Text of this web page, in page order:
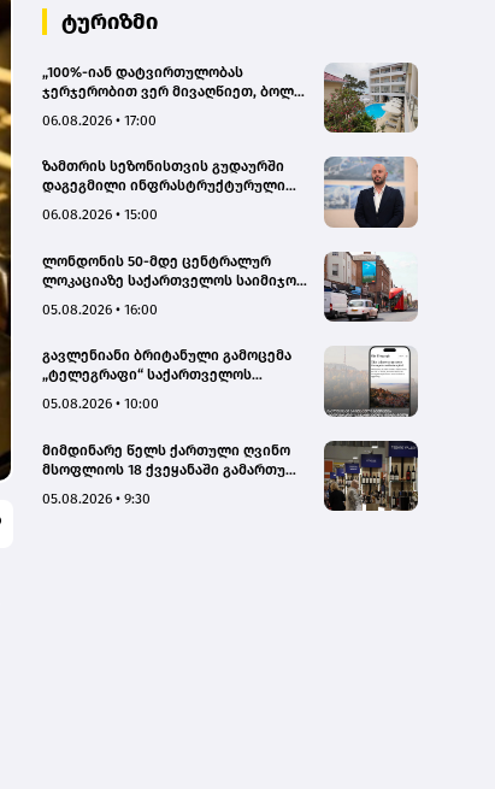
ტურიზმი
„100%-იან დატვირთულობას
ჯერჯერობით ვერ მივაღწიეთ, ბოლო
გაუქმდა“ - Kobuleti Beach Club
06.08.2026 • 17:00
ზამთრის სეზონისთვის გუდაურში
დაგეგმილი ინფრასტრუქტურული
გუდაურის ტურისტული
დარსალია
06.08.2026 • 15:00
ლონდონის 50-მდე ცენტრალურ
ლოკაციაზე საქართველოს საიმიჯო
05.08.2026 • 16:00
გავლენიანი ბრიტანული გამოცემა
„ტელეგრაფი“ საქართველოს
სტატიების ციკლს აქვეყნებს
05.08.2026 • 10:00
მიმდინარე წელს ქართული ღვინო
მსოფლიოს 18 ქვეყანაში გამართულ
წარმოდგენილი
05.08.2026 • 9:30